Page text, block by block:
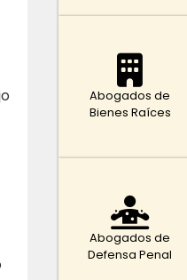
Abogados de
Bienes Raíces
Abogados de
Defensa Penal